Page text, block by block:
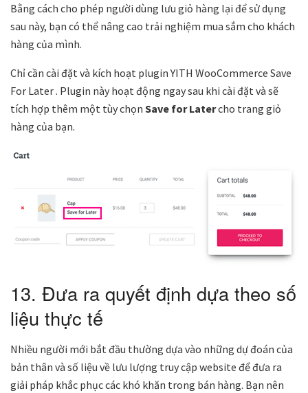
Bằng cách cho phép người dùng lưu giỏ hàng lại để sử dụng
sau này, bạn có thể nâng cao trải nghiệm mua sắm cho khách
hàng của mình.
Chỉ cần cài đặt và kích hoạt plugin YITH WooCommerce Save
For Later . Plugin này hoạt động ngay sau khi cài đặt và sẽ
tích hợp thêm một tùy chọn Save for Latercho trang giỏ
hàng của bạn.
13. Đưa ra quyết định dựa theo số
liệu thực tế
Nhiều người mới bắt đầu thường dựa vào những dự đoán của
bản thân và số liệu về lưu lượng truy cập website để đưa ra
giải pháp khắc phục các khó khăn trong bán hàng. Bạn nên